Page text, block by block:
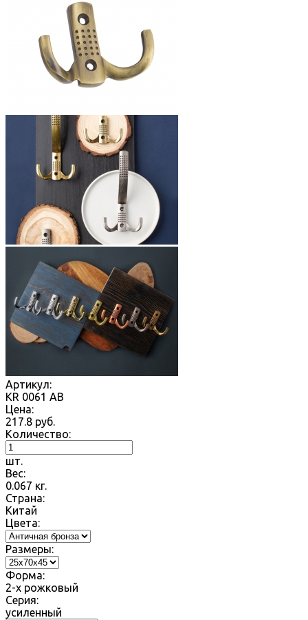
Артикул:
KR 0061 AB
Цена:
217.8 руб.
Количество:
шт.
Вес:
0.067 кг.
Страна:
Китай
Цвета:
Размеры:
Форма:
2-х рожковый
Серия:
усиленный